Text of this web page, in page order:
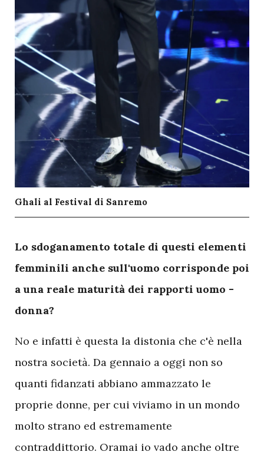
Ghali al Festival di Sanremo
Lo sdoganamento totale di questi elementi
femminili anche sull'uomo corrisponde poi
a una reale maturità dei rapporti uomo -
donna?
No e infatti è questa la distonia che c'è nella
nostra società. Da gennaio a oggi non so
quanti fidanzati abbiano ammazzato le
proprie donne, per cui viviamo in un mondo
molto strano ed estremamente
contraddittorio. Oramai io vado anche oltre